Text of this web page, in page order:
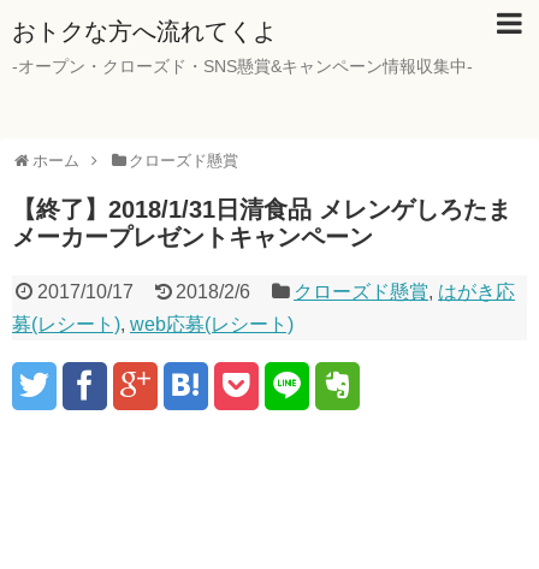
おトクな方へ流れてくよ
-オープン・クローズド・SNS懸賞&キャンペーン情報収集中-
ホーム クローズド懸賞
【終了】2018/1/31日清食品 メレンゲしろたま
メーカープレゼントキャンペーン
2017/10/17 2018/2/6 クローズド懸賞, はがき応
募(レシート), web応募(レシート)